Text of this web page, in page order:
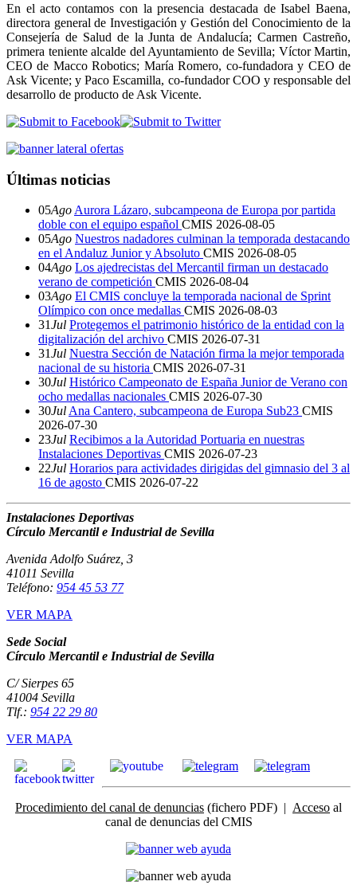
En el acto contamos con la presencia destacada de Isabel Baena,
directora general de Investigación y Gestión del Conocimiento de la
Consejería de Salud de la Junta de Andalucía; Carmen Castreño,
primera teniente alcalde del Ayuntamiento de Sevilla; Víctor Martin,
CEO de Macco Robotics; María Romero, co-fundadora y CEO de
Ask Vicente; y Paco Escamilla, co-fundador COO y responsable del
desarrollo de producto de Ask Vicente.
Últimas noticias
05Ago Aurora Lázaro, subcampeona de Europa por partida
doble con el equipo español CMIS 2026-08-05
05Ago Nuestros nadadores culminan la temporada destacando
en el Andaluz Junior y Absoluto CMIS 2026-08-05
04Ago Los ajedrecistas del Mercantil firman un destacado
verano de competición CMIS 2026-08-04
03Ago El CMIS concluye la temporada nacional de Sprint
Olímpico con once medallas CMIS 2026-08-03
31Jul Protegemos el patrimonio histórico de la entidad con la
digitalización del archivo CMIS 2026-07-31
31Jul Nuestra Sección de Natación firma la mejor temporada
nacional de su historia CMIS 2026-07-31
30Jul Histórico Campeonato de España Junior de Verano con
ocho medallas nacionales CMIS 2026-07-30
30Jul Ana Cantero, subcampeona de Europa Sub23 CMIS
2026-07-30
23Jul Recibimos a la Autoridad Portuaria en nuestras
Instalaciones Deportivas CMIS 2026-07-23
22Jul Horarios para actividades dirigidas del gimnasio del 3 al
16 de agosto CMIS 2026-07-22
Instalaciones Deportivas
Círculo Mercantil e Industrial de Sevilla
Avenida Adolfo Suárez, 3
41011 Sevilla
Teléfono: 954 45 53 77
VER MAPA
Sede Social
Círculo Mercantil e Industrial de Sevilla
C/ Sierpes 65
41004 Sevilla
Tlf.: 954 22 29 80
VER MAPA
Procedimiento del canal de denuncias (fichero PDF) | Acceso al
canal de denuncias del CMIS